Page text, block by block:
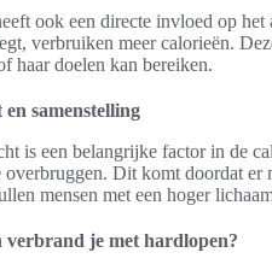
ook een directe invloed op
verbruiken meer calorieën.
haar doelen kan bereiken.
samenstelling
is een belangrijke factor in de
overbruggen. Dit komt doordat
mensen met een hoger
verbrand je met hardlopen?